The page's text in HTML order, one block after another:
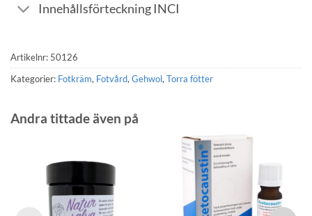
Innehållsförteckning INCI
Artikelnr: 50126
Kategorier: Fotkräm, Fotvård,Gehwol,Torra fötter
Andra tittade även på